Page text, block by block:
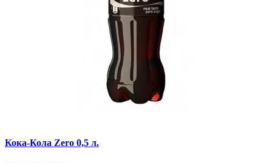
Кока-Кола Zero 0,5 л.